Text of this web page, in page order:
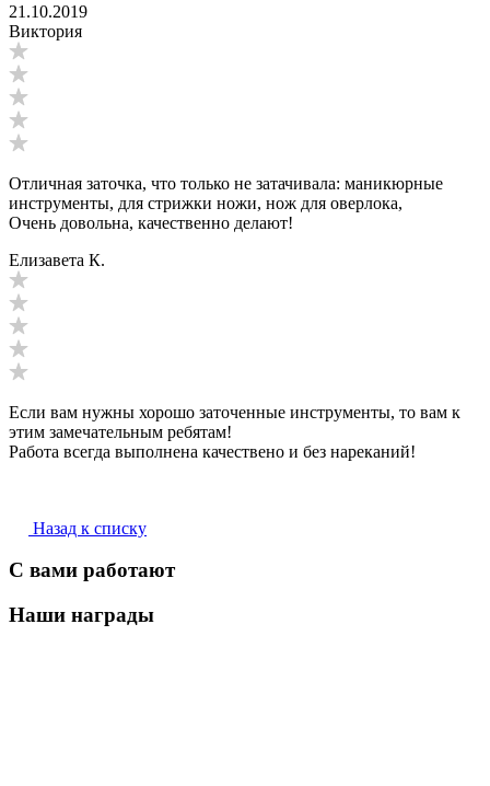
21.10.2019
Виктория
Отличная заточка, что только не затачивала: маникюрные
инструменты, для стрижки ножи, нож для оверлока,
Очень довольна, качественно делают!
Елизавета К.
Если вам нужны хорошо заточенные инструменты, то вам к
этим замечательным ребятам!
Работа всегда выполнена качествено и без нареканий!
Назад к списку
С вами работают
Наши награды